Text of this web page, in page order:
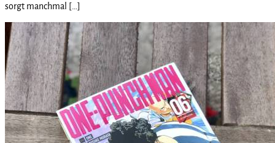
sorgt manchmal […]